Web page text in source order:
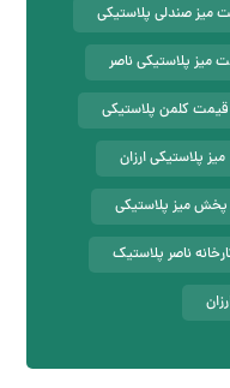
میز صندلی پلاستیکی
میز پلاستیکی ناصر
قیمت کلمن پلاستیکی
میز پلاستیکی ارزان
پخش میز پلاستیکی
ناصر پلاستیک